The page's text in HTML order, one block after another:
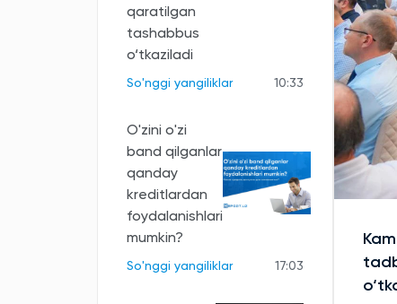
qaratilgan
tashabbus
o‘tkaziladi
So'nggi yangiliklar 10:33
O'zini o'zi
band qilganlar
qanday
kreditlardan
foydalanishlari
mumkin?
So'nggi yangiliklar 17:03